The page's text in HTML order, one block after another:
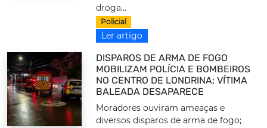
droga...
Policial
Ler artigo
DISPAROS DE ARMA DE FOGO
MOBILIZAM POLÍCIA E BOMBEIROS
NO CENTRO DE LONDRINA; VÍTIMA
BALEADA DESAPARECE
Moradores ouviram ameaças e
diversos disparos de arma de fogo;